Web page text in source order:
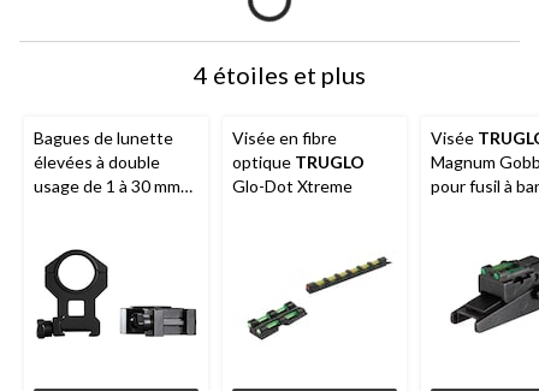
4 étoiles et plus
Bagues de lunette
élevées à double
usage de 1 à 30 mm
Visée en fibre
optique TRUGLO
Glo-Dot Xtreme
Visée
Magnum
pour fusil à